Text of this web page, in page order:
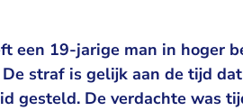
een 19-jarige man in hoger
straf is gelijk aan de tijd
gesteld. De verdachte was